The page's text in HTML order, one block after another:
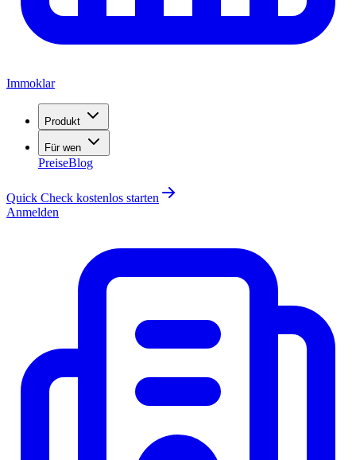
Immoklar
Produkt
Für wen
PreiseBlog
Quick Check kostenlos starten
Anmelden